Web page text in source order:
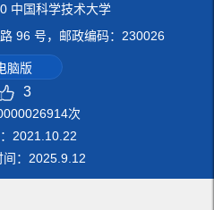
中国科学技术大学
96 号，邮政编码：230026
脑版
3
次
2021 10 22
： 2025 9 12